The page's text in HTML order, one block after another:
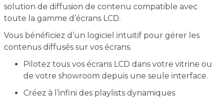
solution de diffusion de contenu compatible avec
toute la gamme d’écrans LCD.
Vous bénéficiez d’un logiciel intuitif pour gérer les
contenus diffusés sur vos écrans.
Pilotez tous vos écrans LCD dans votre vitrine ou
de votre showroom depuis une seule interface.
Créez à l’infini des playlists dynamiques